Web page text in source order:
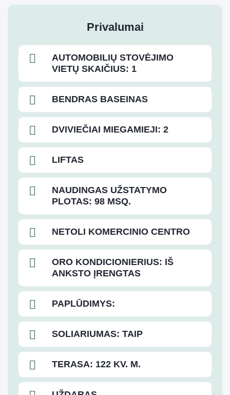
Privalumai
AUTOMOBILIŲ STOVĖJIMO
VIETŲ SKAIČIUS: 1
BENDRAS BASEINAS
DVIVIEČIAI MIEGAMIEJI: 2
LIFTAS
NAUDINGAS UŽSTATYMO
PLOTAS: 98 MSQ.
NETOLI KOMERCINIO CENTRO
ORO KONDICIONIERIUS: IŠ
ANKSTO ĮRENGTAS
PAPLŪDIMYS:
SOLIARIUMAS: TAIP
TERASA: 122 KV. M.